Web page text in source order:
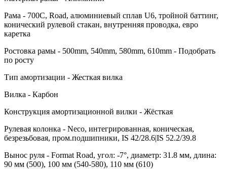
Рама - 700C, Road, алюминиевый сплав U6, тройной баттинг,
конический рулевой стакан, внутренняя проводка, евро
каретка
Ростовка рамы - 500mm, 540mm, 580mm, 610mm - Подобрать
по росту
Тип амортизации - Жесткая вилка
Вилка - Карбон
Конструкция амортизационной вилки - Жёсткая
Рулевая колонка - Neco, интегрированная, коническая,
безрезьбовая, пром.подшипники, IS 42/28.6|IS 52.2/39.8
Вынос руля - Format Road, угол: -7°, диаметр: 31.8 мм, длина:
90 мм (500), 100 мм (540-580), 110 мм (610)